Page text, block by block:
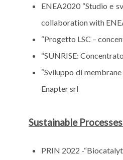
ENEA2020 “Studio e
collaboration with
“Progetto LSC –
“SUNRISE:
“Sviluppo di
Enapter srl
Sustainable
PRIN 2022 -